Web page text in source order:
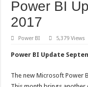
Power BI
2017
Power BI 5,379 Views
Power BI Update
The new Microsoft Power